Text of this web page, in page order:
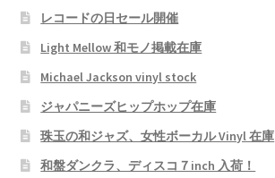
レコードの日セール開催
Light Mellow 和モノ掲載在庫
Michael Jackson vinyl stock
ジャパニーズヒップホップ在庫
珠玉の和ジャズ、女性ボーカル Vinyl 在庫
和盤ダンクラ、ディスコ７inch 入荷！